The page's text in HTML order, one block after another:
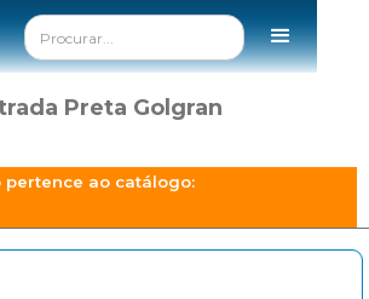
Preta Golgran
pertence ao catálogo: